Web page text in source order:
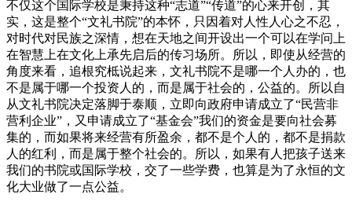
不仅这个国际学校是秉持这种“志道”“传道”的心来开创，其
实，这是整个“文礼书院”的本怀，只因着对人性人心之不忍，
对时代对民族之深情，想在天地之间开设出一个可以在学问上
在智慧上在文化上承先启后的传习场所。所以，即使从经营的
角度来看，追根究柢说起来，文礼书院不是哪一个人办的，也
不是属于哪一个投资人的，而是属于社会的，公益的。所以自
从文礼书院决定落脚于泰顺，立即向政府申请成立了“民营非
营利企业”，又申请成立了“基金会”我们的资金是要向社会募
集的，而如果将来经营有所盈余，都不是个人的，都不是捐款
人的红利，而是属于整个社会的。所以，如果有人把孩子送来
我们的书院或国际学校，交了一些学费，也算是为了永恒的文
化大业做了一点公益。